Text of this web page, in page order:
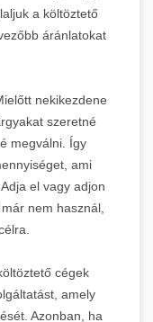
a költöztető
áránlatokat
nekikezdene
szeretné
megválni. Így
ami
el vagy adjon
nem használ,
cégek
amely
Azonban, ha